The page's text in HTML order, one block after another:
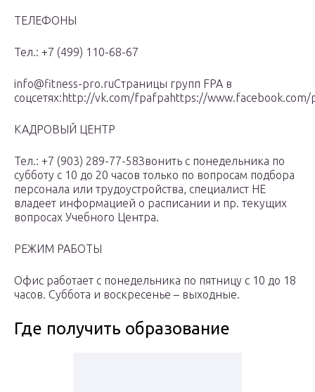
ТЕЛЕФОНЫ
Тел.: +7 (499) 110-68-67
info@fitness-pro.ruСтраницы групп FPA в
соцсетях:http://vk.com/fpafpahttps://
КАДРОВЫЙ ЦЕНТР
Тел.: +7 (903) 289-77-58Звонить с понедельника по
субботу с 10 до 20 часов только по вопросам подбора
персонала или трудоустройства, специалист НЕ
владеет информацией о расписании и пр. текущих
вопросах Учебного Центра.
РЕЖИМ РАБОТЫ
Офис работает с понедельника по пятницу с 10 до 18
часов. Суббота и воскресенье – выходные.
Где получить образование